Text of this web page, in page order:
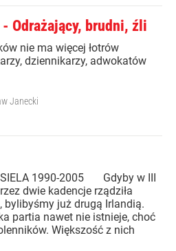
Odrażający, brudni, źli
nie ma więcej łotrów
dziennikarzy, adwokatów
Janecki
1990-2005 Gdyby w III
dwie kadencje rządziła
bylibyśmy już drugą Irlandią.
partia nawet nie istnieje, choć
Większość z nich